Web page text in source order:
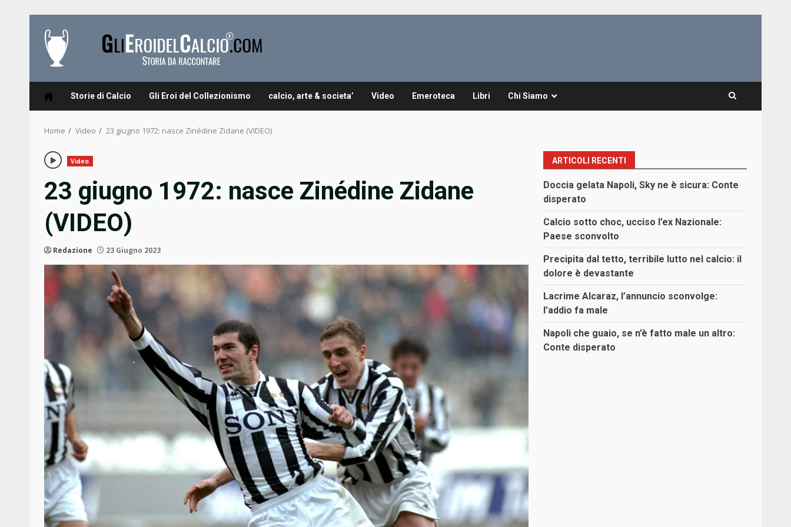
content
Storie di Calcio Gli Eroi del Collezionismo calcio, arte & societa’ Video Emeroteca Libri Chi Siamo
Home Video 23 giugno 1972: nasce Zinédine Zidane (VIDEO)
Video
23 giugno 1972: nasce Zinédine Zidane
(VIDEO)
Redazione 23 Giugno 2023
ARTICOLI RECENTI
Doccia gelata Napoli, Sky ne è sicura: Conte
disperato
Calcio sotto choc, ucciso l’ex Nazionale:
Paese sconvolto
Precipita dal tetto, terribile lutto nel calcio: il
dolore è devastante
Lacrime Alcaraz, l’annuncio sconvolge:
l’addio fa male
Napoli che guaio, se n’è fatto male un altro:
Conte disperato